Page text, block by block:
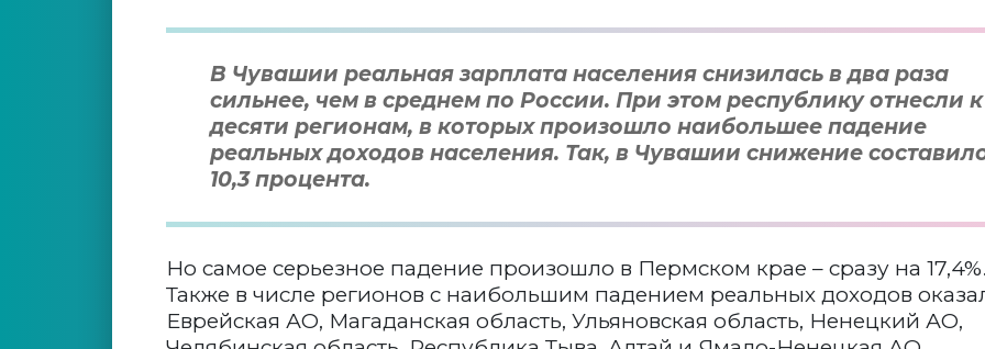
В Чувашии реальная зарплата населения снизилась в два раза
сильнее, чем в среднем по России. При этом республику отнесли
десяти регионам, в которых произошло наибольшее падение
реальных доходов населения. Так, в Чувашии снижение
10,3 процента.
Но самое серьезное падение произошло в Пермском крае – сразу на
Также в числе регионов с наибольшим падением реальных доходов
Еврейская АО, Магаданская область, Ульяновская область, Ненецкий АО,